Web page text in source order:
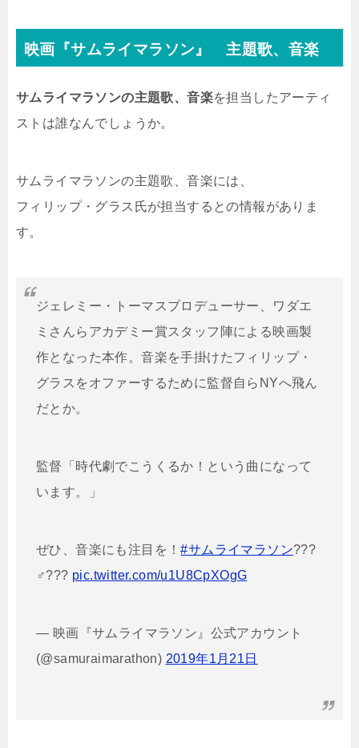
映画『サムライマラソン』 主題歌、音楽
サムライマラソンの主題歌、音楽を担当したアーティ
ストは誰なんでしょうか。
サムライマラソンの主題歌、音楽には、
フィリップ・グラス氏が担当するとの情報がありま
す。
ジェレミー・トーマスプロデューサー、ワダエ
ミさんらアカデミー賞スタッフ陣による映画製
作となった本作。音楽を手掛けたフィリップ・
グラスをオファーするために監督自らNYへ飛ん
だとか。
監督「時代劇でこうくるか！という曲になって
います。」
ぜひ、音楽にも注目を！#サムライマラソン???
♂??? pic.twitter.com/u1U8CpXOgG
— 映画『サムライマラソン』公式アカウント
(@samuraimarathon) 2019年1月21日